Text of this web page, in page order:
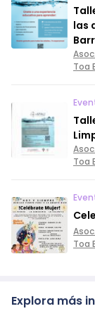
las
Toa
Toa
Toa
Explora más